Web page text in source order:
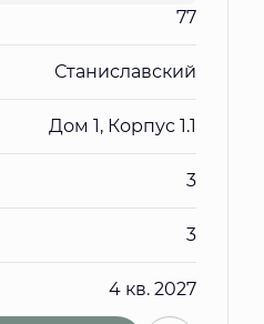
77
Станиславский
Дом 1, Корпус 1.1
3
3
4 кв. 2027